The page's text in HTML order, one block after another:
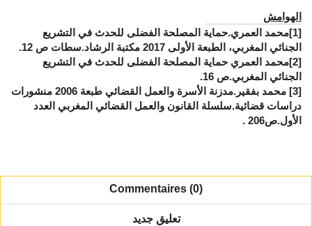
الهوامش
[1]محمد العمري.حماية المصلحة الفضلى للحدث في التشريع
الجنائي المغربي، الطبعة الأولى 2017 مكتبة الرشاد.سطات ص 12.
[2]محمد العمري حماية المصلحة الفضلى للحدث في التشريع
الجنائي المغربي.ص 16.
[3]
محمد بفقير.مدزنة الأسرة والعمل القضائي طبعة 2006 منشورات
دراسات قضائية.سلسلة القانون والعمل القضائي المغربي العدد
الأول.ص206 .
Commentaires (0)
تعليق جديد